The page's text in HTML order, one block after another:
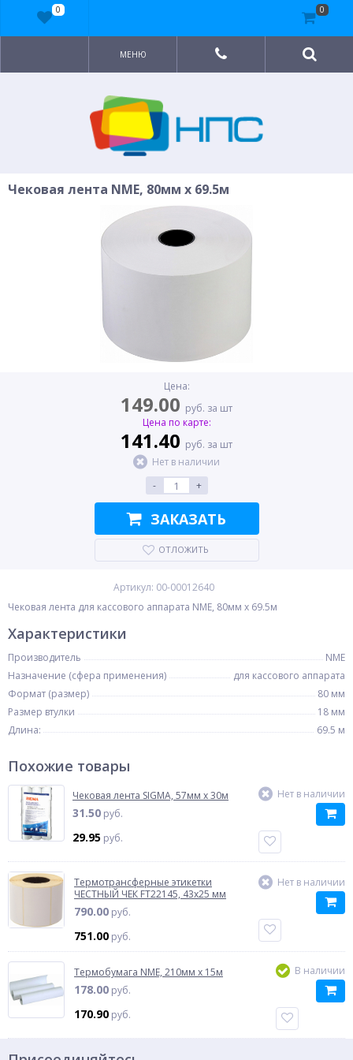
МЕНЮ
Чековая лента NME, 80мм x 69.5м
Цена:
149.00 руб. за шт
Цена по карте:
141.40 руб. за шт
Нет в наличии
-
+
ЗАКАЗАТЬ
ОТЛОЖИТЬ
Артикул: 00-00012640
Чековая лента для кассового аппарата NME, 80мм x 69.5м
Характеристики
Производитель
NME
Назначение (сфера применения)
для кассового аппарата
Формат (размер)
80 мм
Размер втулки
18 мм
Длина:
69.5 м
Похожие товары
Чековая лента SIGMA, 57мм x 30м
31.50 руб.
29.95 руб.
Нет в наличии
Термотрансферные этикетки
ЧЕСТНЫЙ ЧЕК FT22145, 43x25 мм
790.00 руб.
751.00 руб.
Нет в наличии
Термобумага NME, 210мм x 15м
178.00 руб.
170.90 руб.
В наличии
0 0